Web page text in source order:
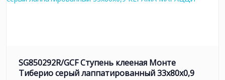
SG850292R/GCF Ступень клееная Монте
Тиберио серый лаппатированный 33x80x0,9